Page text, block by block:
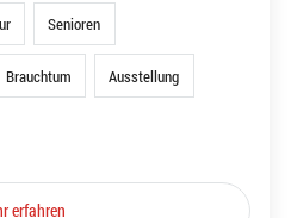
Senioren
Brauchtum Ausstellung
erfahren